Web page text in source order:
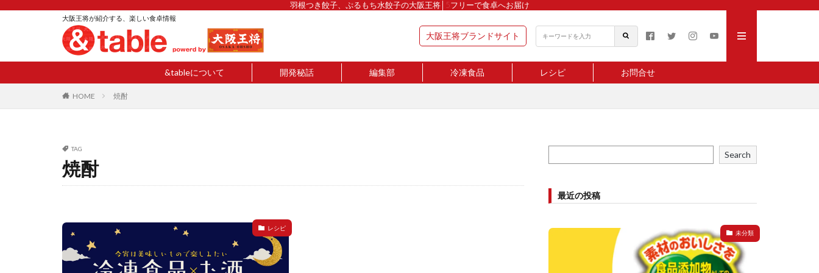
羽根つき餃子、ぷるもち水餃子の大阪王将│5フリーで食卓へお届け
大阪王将が紹介する、楽しい食卓情報
大阪王将ブランドサイト
&tableについて 開発秘話 編集部 冷凍食品 レシピ お問合せ
HOME 焼酎
TAG
焼酎
レシピ
Search
最近の投稿
未分類